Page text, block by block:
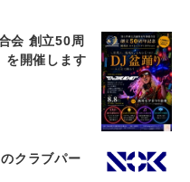
会 創立50周
を開催します
クラブパー